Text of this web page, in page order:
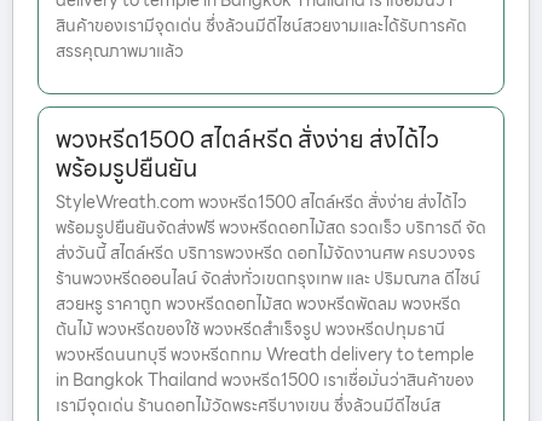
สินค้าของเรามีจุดเด่น ซึ่งล้วนมีดีไซน์สวยงามและได้รับการคัด
สรรคุณภาพมาแล้ว
พวงหรีด1500 สไตล์หรีด สั่งง่าย ส่งได้ไว
พร้อมรูปยืนยัน
StyleWreath.com พวงหรีด1500 สไตล์หรีด สั่งง่าย ส่งได้ไว
พร้อมรูปยืนยันจัดส่งฟรี พวงหรีดดอกไม้สด รวดเร็ว บริการดี จัด
ส่งวันนี้ สไตล์หรีด บริการพวงหรีด ดอกไม้จัดงานศพ ครบวงจร
ร้านพวงหรีดออนไลน์ จัดส่งทั่วเขตกรุงเทพ และ ปริมณฑล ดีไซน์
สวยหรู ราคาถูก พวงหรีดดอกไม้สด พวงหรีดพัดลม พวงหรีด
ต้นไม้ พวงหรีดของใช้ พวงหรีดสำเร็จรูป พวงหรีดปทุมธานี
พวงหรีดนนทบุรี พวงหรีดกทม Wreath delivery to temple
in Bangkok Thailand พวงหรีด1500 เราเชื่อมั่นว่าสินค้าของ
เรามีจุดเด่น ร้านดอกไม้วัดพระศรีบางเขน ซึ่งล้วนมีดีไซน์ส